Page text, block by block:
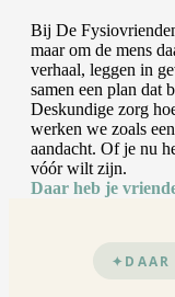
Bij De
maar om de mens
verhaal, leggen in
samen een plan dat
Deskundige zorg
werken we zoals
aandacht. Of je nu
vóór wilt zijn.
Daar heb je
DAAR